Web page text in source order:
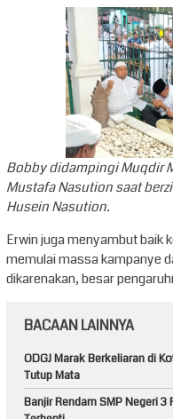
Bobby didampingi Muqdir
Mustafa Nasution saat
Husein Nasution.
Erwin juga menyambut baik
memulai massa kampanye
dikarenakan, besar
BACAAN LAINNYA
ODGJ Marak Berkeliaran di
Tutup Mata
Banjir Rendam SMP Negeri